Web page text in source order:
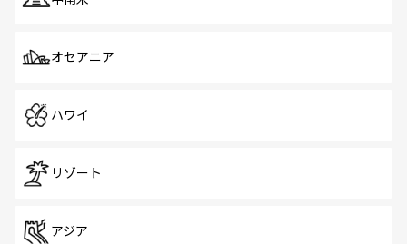
オセアニア
ハワイ
リゾート
アジア